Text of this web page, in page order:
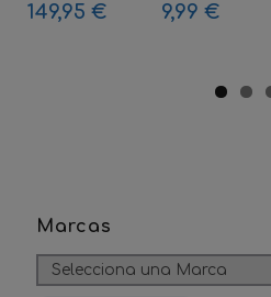
Marcas
149,95 € 9,99 €